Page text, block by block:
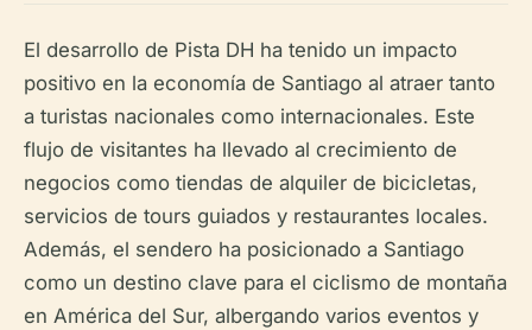
El desarrollo de Pista DH ha tenido un impacto
positivo en la economía de Santiago al atraer tanto
a turistas nacionales como internacionales. Este
flujo de visitantes ha llevado al crecimiento de
negocios como tiendas de alquiler de bicicletas,
servicios de tours guiados y restaurantes locales.
Además, el sendero ha posicionado a Santiago
como un destino clave para el ciclismo de montaña
en América del Sur, albergando varios eventos y